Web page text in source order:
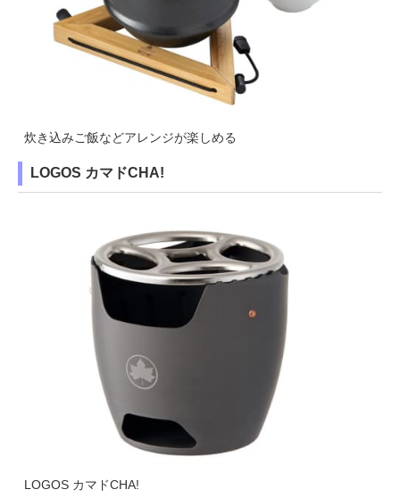
炊き込みご飯などアレンジが楽しめる
LOGOS カマドCHA!
LOGOS カマドCHA!